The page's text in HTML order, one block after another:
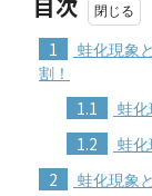
1
蛙化現象
割！
1.1 蛙化
1.2 蛙化
2 蛙化現象